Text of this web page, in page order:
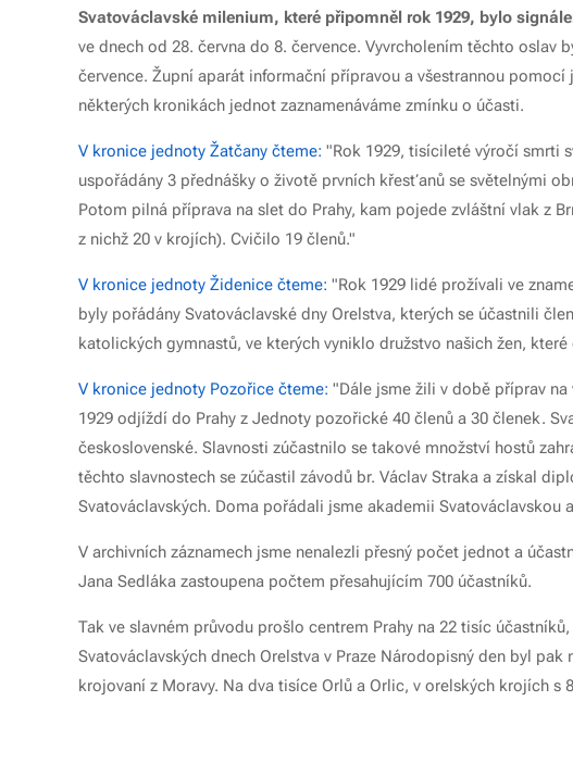
Svatováclavské milenium, které připomněl rok 1929, bylo
ve dnech od 28. června do 8. července. Vyvrcholením těchto oslav
července. Župní aparát informační přípravou a všestrannou
některých kronikách jednot zaznamenáváme zmínku o účasti.
V kronice jednoty Žatčany čteme: "Rok 1929, tisícileté výročí smrti
uspořádány 3 přednášky o životě prvních křesťanů se světelnými
Potom pilná příprava na slet do Prahy, kam pojede zvláštní vlak z
z nichž 20 v krojích). Cvičilo 19 členů."
V kronice jednoty Židenice čteme: "Rok 1929 lidé prožívali ve
byly pořádány Svatováclavské dny Orelstva, kterých se účastnili
katolických gymnastů, ve kterých vyniklo družstvo našich žen,
V kronice jednoty Pozořice čteme: "Dále jsme žili v době příprav na
1929 odjíždí do Prahy z Jednoty pozořické 40 členů a 30 členek.
československé. Slavnosti zúčastnilo se takové množství hostů
těchto slavnostech se zúčastil závodů br. Václav Straka a získal
Svatováclavských. Doma pořádali jsme akademii Svatováclavskou
V archivních záznamech jsme nenalezli přesný počet jednot a
Jana Sedláka zastoupena počtem přesahujícím 700 účastníků.
Tak ve slavném průvodu prošlo centrem Prahy na 22 tisíc
Svatováclavských dnech Orelstva v Praze Národopisný den byl
krojovaní z Moravy. Na dva tisíce Orlů a Orlic, v orelských krojích